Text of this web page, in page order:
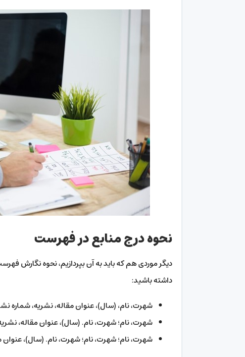
نحوه درج منابع در فهرست
دیگر موردی هم که باید به آن بپردازیم، نحوه نگارش
داشته باشید:
شهرت، نام، (سال)، عنوان مقاله، نشریه، شماره
شهرت، نام؛ شهرت، نام. (سال)، عنوان مقاله،
شهرت، نام؛ شهرت، نام؛ شهرت، نام. (سال)، عنوان